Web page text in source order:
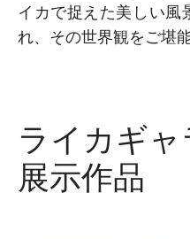
イカで捉えた美しい風
れ、その世界観をご堪
ライカギ
展示作品